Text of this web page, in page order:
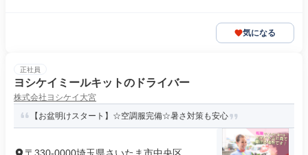
気になる
正社員
ヨシケイミールキットのドライバー
株式会社ヨシケイ大宮
【お盆明けスタート】☆空調服完備☆暑さ対策も安心